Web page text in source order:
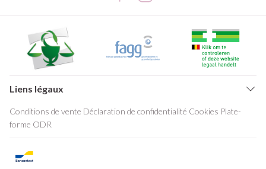
Liens légaux
Conditions de vente Déclaration de confidentialité Cookies Plate-
forme ODR